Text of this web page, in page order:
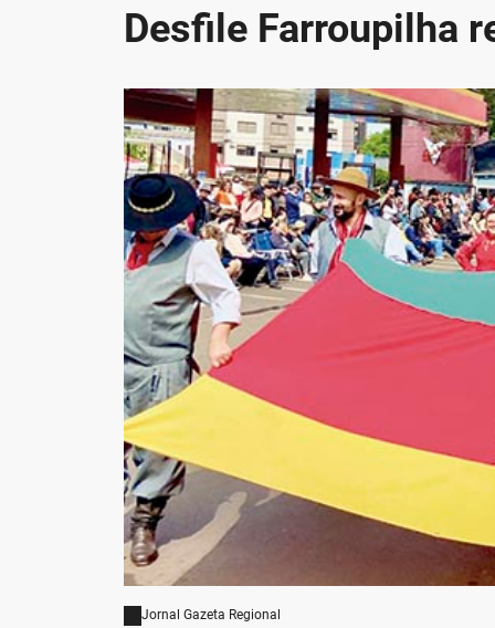
Desfile Farroupilha
Jornal Gazeta Regional